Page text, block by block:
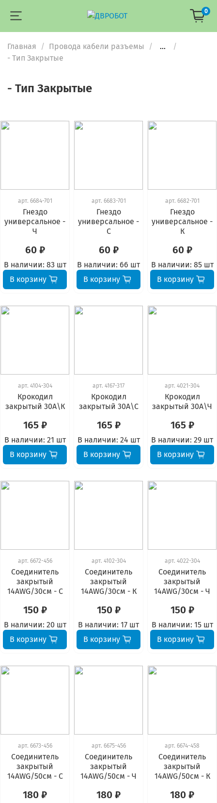
0
Главная Провода кабели разъемы
...
- Тип Закрытые
- Тип Закрытые
арт. 6684-701
Гнездо
универсальное -
Ч
60 ₽
В наличии: 83 шт
В корзину
арт. 6683-701
Гнездо
универсальное -
С
60 ₽
В наличии: 66 шт
В корзину
арт. 6682-701
Гнездо
универсальное -
К
60 ₽
В наличии: 85 шт
В корзину
арт. 4104-304
Крокодил
закрытый 30А\К
165 ₽
В наличии: 21 шт
В корзину
арт. 4167-317
Крокодил
закрытый 30А\С
165 ₽
В наличии: 24 шт
В корзину
арт. 4021-304
Крокодил
закрытый 30А\Ч
165 ₽
В наличии: 29 шт
В корзину
арт. 6672-456
Соединитель
закрытый
14AWG/30см - С
150 ₽
В наличии: 20 шт
В корзину
арт. 4102-304
Соединитель
закрытый
14AWG/30см - К
150 ₽
В наличии: 17 шт
В корзину
арт. 4022-304
Соединитель
закрытый
14AWG/30см - Ч
150 ₽
В наличии: 15 шт
В корзину
арт. 6673-456
Соединитель
закрытый
14AWG/50см - С
180 ₽
арт. 6675-456
Соединитель
закрытый
14AWG/50см - Ч
180 ₽
арт. 6674-458
Соединитель
закрытый
14AWG/50см - К
180 ₽